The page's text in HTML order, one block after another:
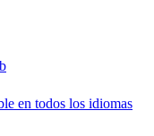
en todos los idiomas